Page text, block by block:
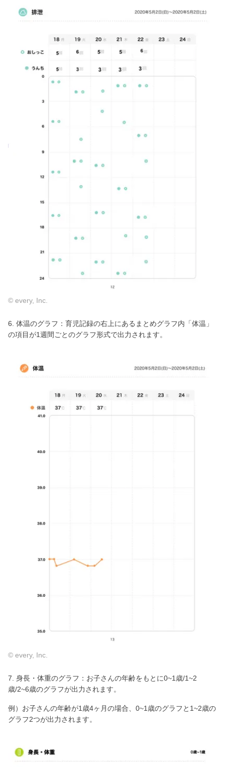
© every, Inc.
6. 体温のグラフ：育児記録の右上にあるまとめグラフ内「体温」
の項目が1週間ごとのグラフ形式で出力されます。
© every, Inc.
7. 身長・体重のグラフ：お子さんの年齢をもとに0~1歳/1~2
歳/2~6歳のグラフが出力されます。
例）お子さんの年齢が1歳4ヶ月の場合、0~1歳のグラフと1~2歳の
グラフ2つが出力されます。